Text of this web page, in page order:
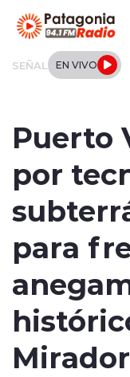
SEÑAL EN VIVO
Tendencias
Deportes
Entrevistas
Puerto
por
para
Mirador